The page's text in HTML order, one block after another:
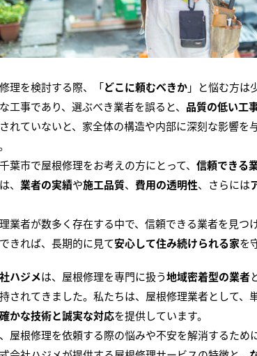
理を検討する際、「どこに頼むべきか」と悩む方は
工事であり、選ぶべき業者を誤ると、 品質の低い工
れていないと、家全体の構造や内部に深刻な影響
葉市で屋根修理をお考えの方にとって、 信頼できる
、 業者の実績や施工品質、 費用の透明性、さらには
業者が数多く存在する中で、信頼できる業者を見
きれば、長期的に見て安心して住み続けられる家を
ハジメは、屋根修理を専門に扱う地域密着型の業者
されてきました。私たちは、屋根修理業者として
かな技術と誠実な対応を提供しています。
屋根修理を依頼する際の悩みや不安を解消するた